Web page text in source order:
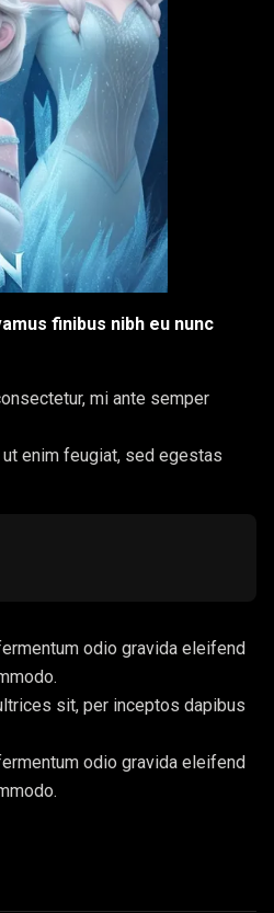
finibus nibh eu nunc
mi ante semper
enim feugiat, sed egestas
odio gravida eleifend
sit, per inceptos dapibus
odio gravida eleifend